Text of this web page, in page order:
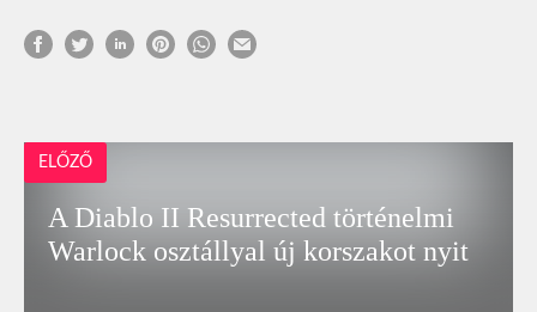
ELŐZŐ
A Diablo II Resurrected történelmi
Warlock osztállyal új korszakot nyit